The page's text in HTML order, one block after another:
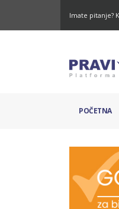
Imate pitanje?
POČETNA